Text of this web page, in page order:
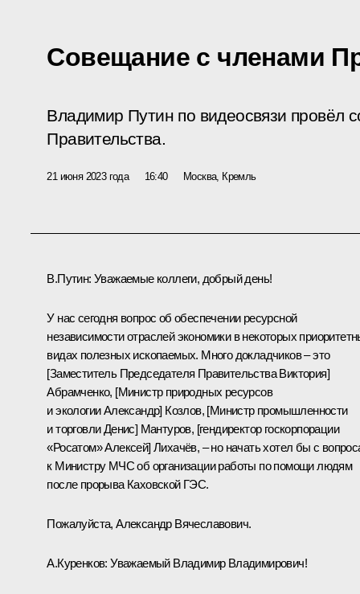
Совещание с членами
Владимир Путин по видеосвязи провёл
Правительства.
21 июня 2023 года 16:40 Москва, Кремль
В.Путин: Уважаемые коллеги, добрый день!
У нас сегодня вопрос об обеспечении ресурсной
независимости отраслей экономики в некоторых
видах полезных ископаемых. Много докладчиков – это
[Заместитель Председателя Правительства Виктория]
Абрамченко, [Министр природных ресурсов
и экологии Александр] Козлов, [Министр промышленности
и торговли Денис] Мантуров, [гендиректор госкорпорации
«Росатом» Алексей] Лихачёв, ‒ но начать хотел бы с
к Министру МЧС об организации работы по помощи людям
после прорыва Каховской ГЭС.
Пожалуйста, Александр Вячеславович.
А.Куренков:Уважаемый Владимир Владимирович!